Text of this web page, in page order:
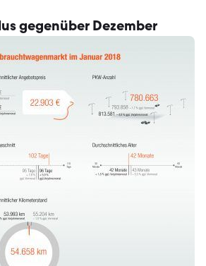
gegenüber Dezember